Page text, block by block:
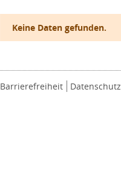
Keine Daten gefunden.
Barrierefreiheit Datenschutz